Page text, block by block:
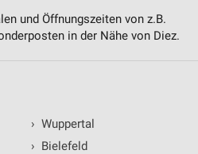
und Öffnungszeiten von z.B.
in der Nähe von Diez.
› Wuppertal
› Bielefeld